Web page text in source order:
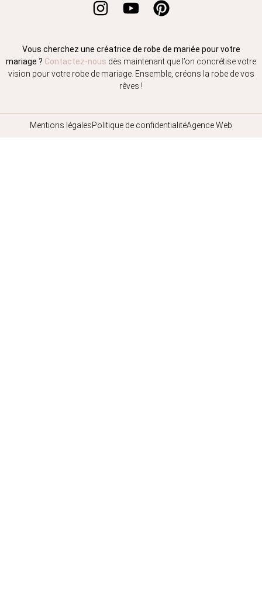
Vous cherchez une créatrice de robe de mariée pour votre
mariage ? Contactez-nous dès maintenant que l’on concrétise votre
vision pour votre robe de mariage. Ensemble, créons la robe de vos
rêves !
Mentions légalesPolitique de confidentialitéAgence Web